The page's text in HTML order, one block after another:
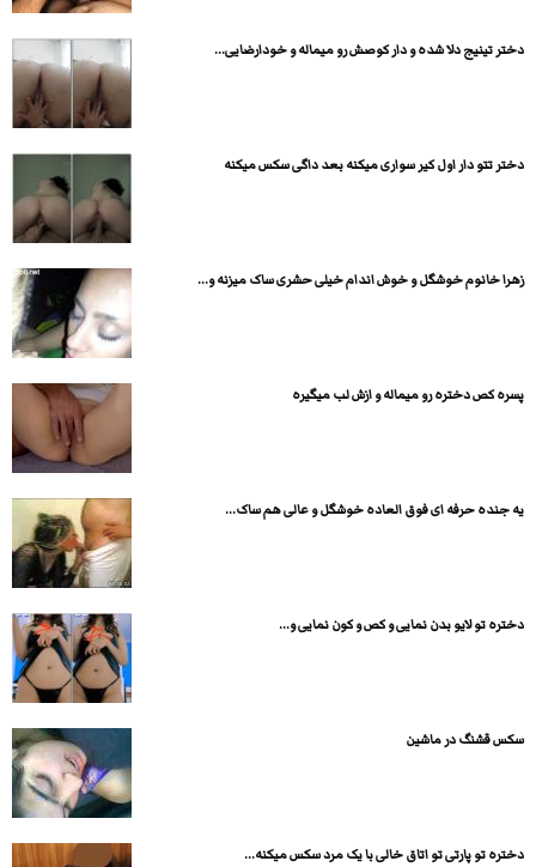
دختر تینیج دلا شده و دار کوصش رو میماله و خودارضایی...
دختر تتو دار اول کیر سواری میکنه بعد داگی سکس میکنه
زهرا خانوم خوشگل و خوش اندام خیلی حشری ساک میزنه و...
پسره کص دختره رو میماله و ازش لب میگیره
یه جنده حرفه ای فوق العاده خوشگل و عالی هم ساک...
دختره تو لایو بدن نمایی و کص و کون نمایی و...
سکس قشنگ در ماشین
دختره تو پارتی تو اتاق خالی با یک مرد سکس میکنه...